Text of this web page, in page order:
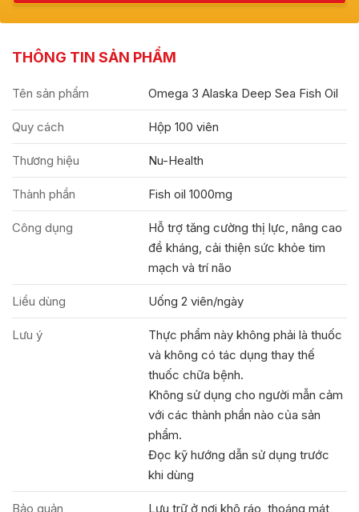
THÔNG TIN SẢN PHẨM
Tên sản phẩm Omega 3 Alaska Deep Sea Fish Oil
Quy cách Hộp 100 viên
Thương hiệu Nu-Health
Thành phần Fish oil 1000mg
Công dụng
Hỗ trợ tăng cường thị lực, nâng cao
đề kháng, cải thiện sức khỏe tim
mạch và trí não
Liều dùng Uống 2 viên/ngày
Lưu ý
Thực phẩm này không phải là thuốc
và không có tác dụng thay thế
thuốc chữa bệnh.
Không sử dụng cho người mẫn cảm
với các thành phần nào của sản
phẩm.
Đọc kỹ hướng dẫn sử dụng trước
khi dùng
Bảo quản
Lưu trữ ở nơi khô ráo, thoáng mát,